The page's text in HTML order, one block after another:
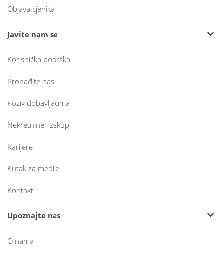
Objava cjenika
Javite nam se
Korisnička podrška
Pronađite nas
Poziv dobavljačima
Nekretnine i zakupi
Karijere
Kutak za medije
Kontakt
Upoznajte nas
O nama